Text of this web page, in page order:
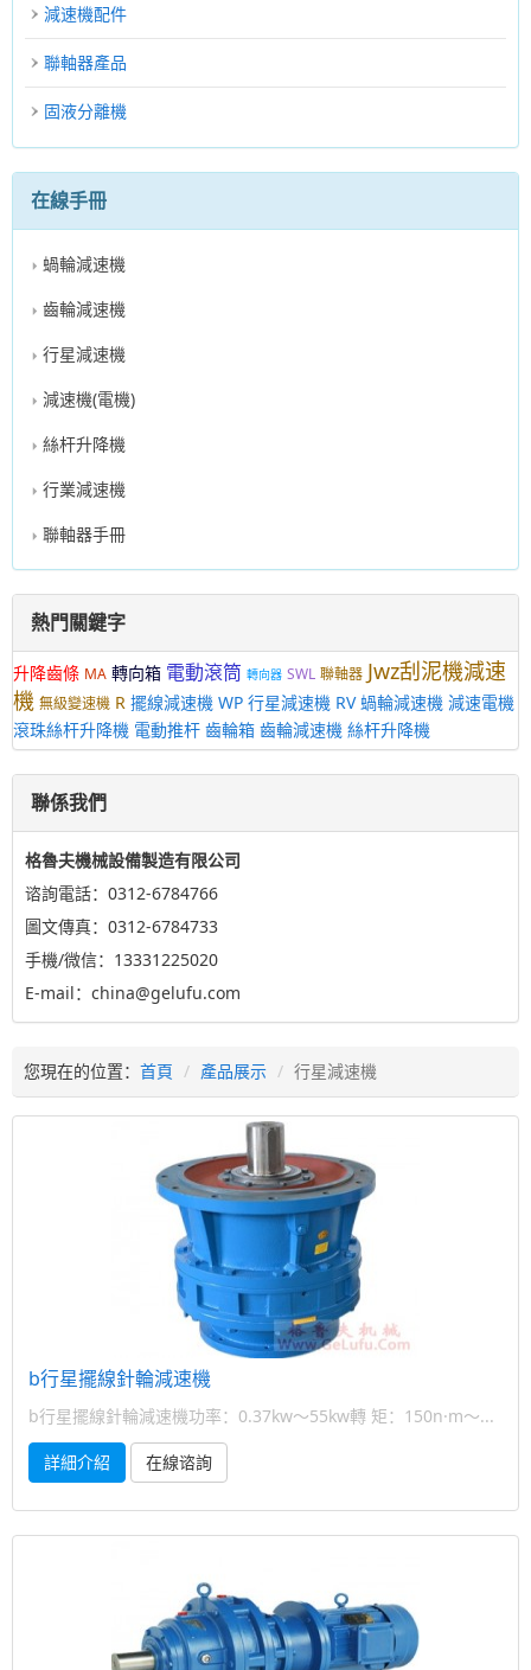
減速機配件
聯軸器產品
固液分離機
在線手冊
蝸輪減速機
齒輪減速機
行星減速機
減速機(電機)
絲杆升降機
行業減速機
聯軸器手冊
熱門關鍵字
升降齒條 MA 轉向箱 電動滾筒 轉向器 SWL 聯軸器 Jwz刮泥機減速
機 無級變速機 R 擺線減速機 WP 行星減速機 RV 蝸輪減速機 減速電機
滾珠絲杆升降機 電動推杆 齒輪箱 齒輪減速機 絲杆升降機
聯係我們
格魯夫機械設備製造有限公司
谘詢電話：0312-6784766
圖文傳真：0312-6784733
手機/微信：13331225020
E-mail：china@gelufu.com
您現在的位置： 首頁 產品展示 行星減速機
b行星擺線針輪減速機
b行星擺線針輪減速機功率：0.37kw～55kw轉 矩：150n·m～...
詳細介紹 在線谘詢